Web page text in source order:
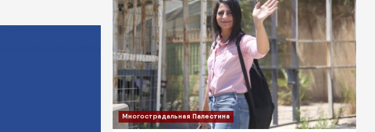
Многострадальная Палестина